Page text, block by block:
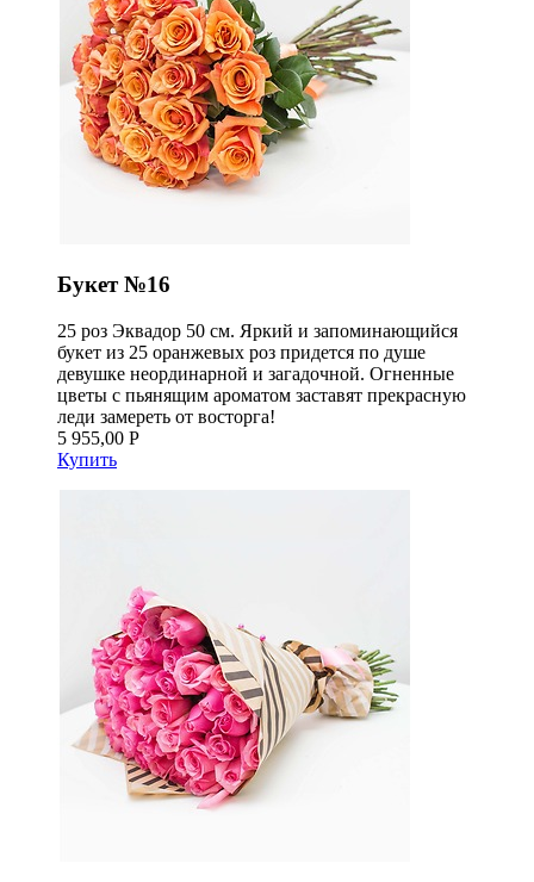
Букет №16
25 роз Эквадор 50 см. Яркий и запоминающийся
букет из 25 оранжевых роз придется по душе
девушке неординарной и загадочной. Огненные
цветы с пьянящим ароматом заставят прекрасную
леди замереть от восторга!
5 955,00 Р
Купить